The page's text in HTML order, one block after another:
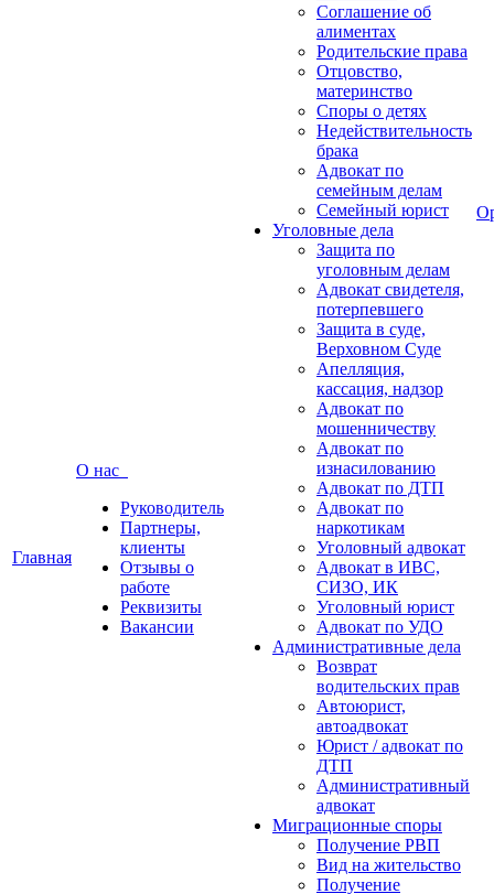
Главная
О нас
Руководитель
Партнеры,
клиенты
Отзывы о
работе
Реквизиты
Вакансии
Соглашение об
алиментах
Родительские права
Отцовство,
материнство
Споры о детях
Недействительность
брака
Адвокат по
семейным делам
Семейный юрист
Уголовные дела
Защита по
уголовным делам
Адвокат свидетеля,
потерпевшего
Защита в суде,
Верховном Суде
Апелляция,
кассация, надзор
Адвокат по
мошенничеству
Адвокат по
изнасилованию
Адвокат по ДТП
Адвокат по
наркотикам
Уголовный адвокат
Адвокат в ИВС,
СИЗО, ИК
Уголовный юрист
Адвокат по УДО
Административные дела
Возврат
водительских прав
Автоюрист,
автоадвокат
Юрист / адвокат по
ДТП
Административный
адвокат
Миграционные споры
Получение РВП
Вид на жительство
Получение